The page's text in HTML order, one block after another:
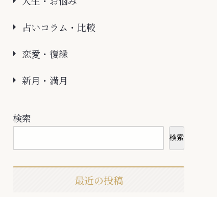
占いコラム・比較
恋愛・復縁
新月・満月
検索
検索
最近の投稿